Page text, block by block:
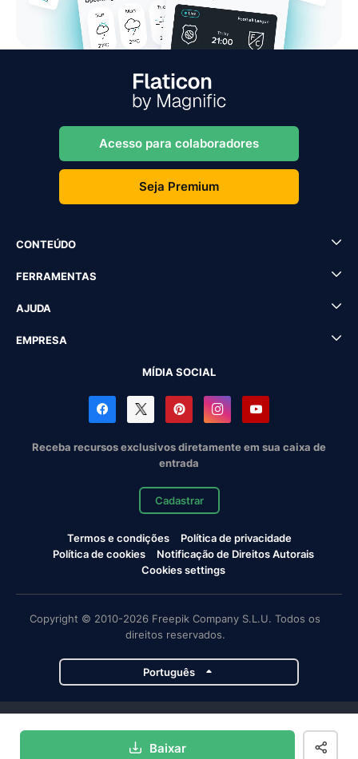
Baixar
Acesso para colaboradores
Seja Premium
CONTEÚDO
FERRAMENTAS
AJUDA
EMPRESA
MÍDIA SOCIAL
Receba recursos exclusivos diretamente em sua caixa de
entrada
Cadastrar
Termos e condições
Política de privacidade
Política de cookies
Notificação de Direitos Autorais
Cookies settings
Copyright © 2010-2026 Freepik Company S.L.U. Todos os
direitos reservados.
Português